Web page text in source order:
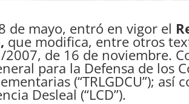
de mayo, entró en vigor el
, que modifica, entre otros
2007, de 16 de noviembre.
para la Defensa de los
(“TRLGDCU”);
Desleal (“LCD”).